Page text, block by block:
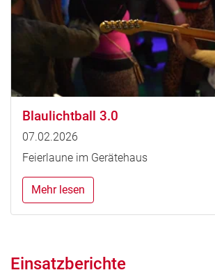
Blaulichtball 3.0
07.02.2026
Feierlaune im Gerätehaus
Mehr lesen
Einsatzberichte